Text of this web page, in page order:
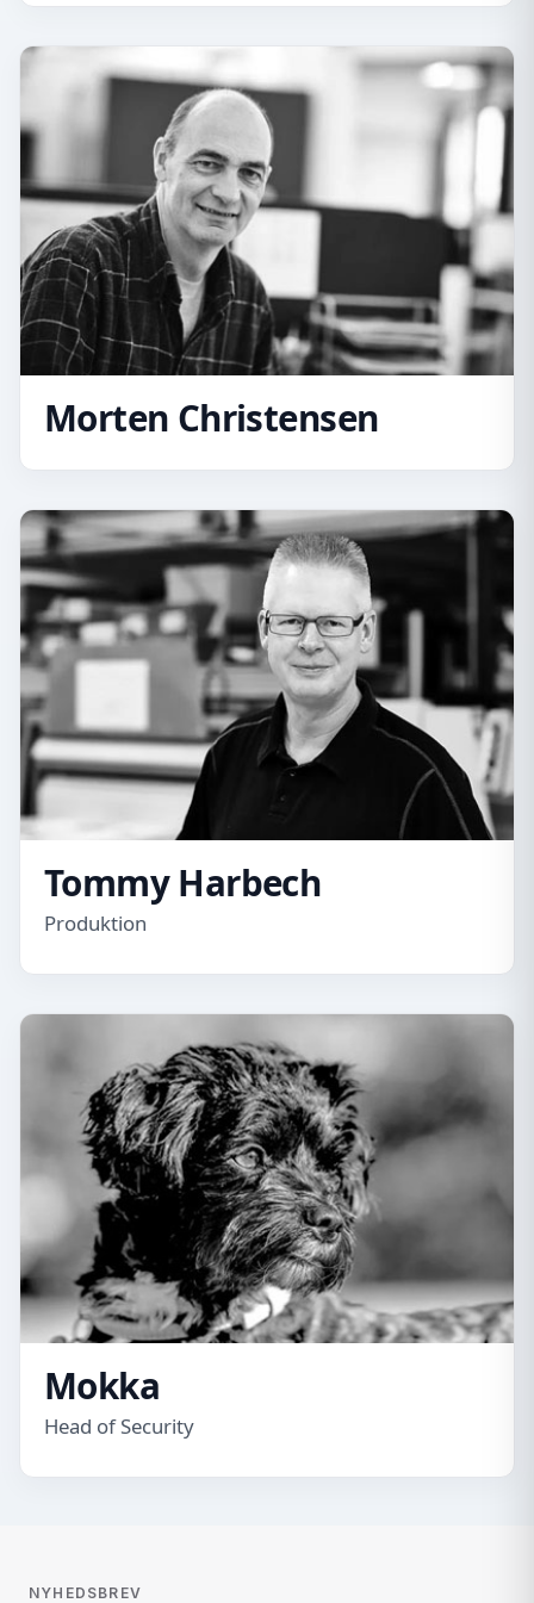
Morten Christensen
Tommy Harbech
Produktion
Mokka
Head of Security
NYHEDSBREV